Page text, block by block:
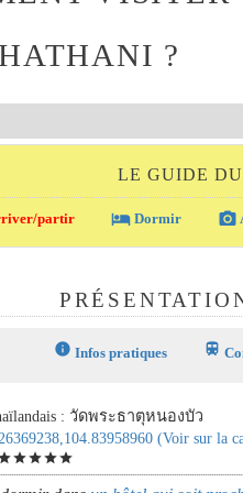
?
LE GUIDE
partir local_hotel Dormir photo_camera
info Infos pratiques train
: วัดพระธาตุหนองบัว
(Voir sur la
starstarstarstar